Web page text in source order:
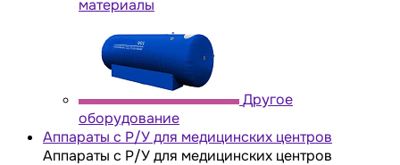
материалы
Другое
оборудование
Аппараты с Р/У для медицинских центров
Аппараты с Р/У для медицинских центров